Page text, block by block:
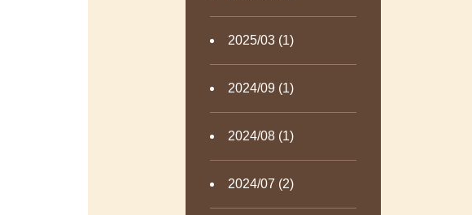
2025/03 (1)
2024/09 (1)
2024/08 (1)
2024/07 (2)